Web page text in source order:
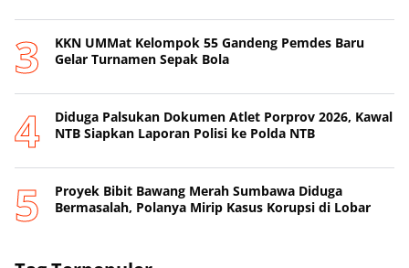
KKN UMMat Kelompok 55 Gandeng Pemdes Baru
Gelar Turnamen Sepak Bola
Diduga Palsukan Dokumen Atlet Porprov 2026, Kawal
NTB Siapkan Laporan Polisi ke Polda NTB
Proyek Bibit Bawang Merah Sumbawa Diduga
Bermasalah, Polanya Mirip Kasus Korupsi di Lobar